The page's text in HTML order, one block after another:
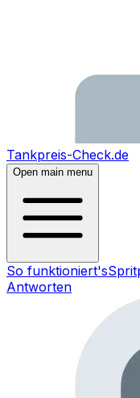
Tankpreis-Check.de
Open main menu
So funktioniert's
Antworten